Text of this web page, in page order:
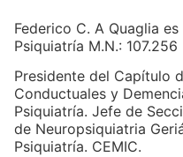
Federico C. A Quaglia
Psiquiatría M.N.: 107.256
Presidente del Capítulo
Conductuales y
Psiquiatría. Jefe de
de Neuropsiquiatria
Psiquiatría. CEMIC.